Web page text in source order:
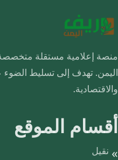
منصة إعلامية مستقلة
اليمن. تهدف إلى تسليط الضوء
والاقتصادية.
أقسام الموقع
نقيل